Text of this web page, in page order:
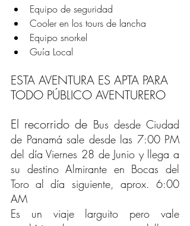
Equipo de seguridad
Cooler en los tours de lancha
Equipo snorkel
Guía Local
ESTA AVENTURA ES APTA PARA
TODO PÚBLICO AVENTURERO
El recorrido de Bus desde Ciudad
de Panamá sale desde las 7:00 PM
del día Viernes 28 de Junio y llega a
su destino Almirante en Bocas del
Toro al día siguiente, aprox. 6:00
AM
Es un viaje larguito pero vale